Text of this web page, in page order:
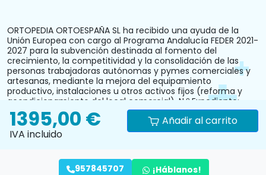
ORTOPEDIA ORTOESPAÑA SL ha recibido una ayuda de la
Unión Europea con cargo al Programa Andalucía FEDER 2021-
2027 para la subvención destinada al fomento del
crecimiento, la competitividad y la consolidación de las
personas trabajadoras autónomas y pymes comerciales y
artesanas, mediante la mejora del equipamiento
productivo, instalaciones u otros activos fijos (reforma y
acondicionamiento del local comercial). N.º Expediente:
PYM242024CO000000028.
1395,00 €
IVA incluido
Añadir al carrito
957845707 ¡Háblanos!